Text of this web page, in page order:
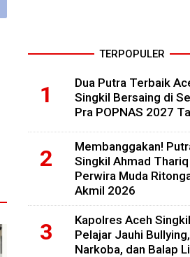
TERPOPULER
Dua Putra Terbaik
Singkil Bersaing di
Pra POPNAS 2027
Membanggakan!
Singkil Ahmad Thariq
Perwira Muda
Akmil 2026
Kapolres Aceh
Pelajar Jauhi Bullying,
Narkoba, dan Balap